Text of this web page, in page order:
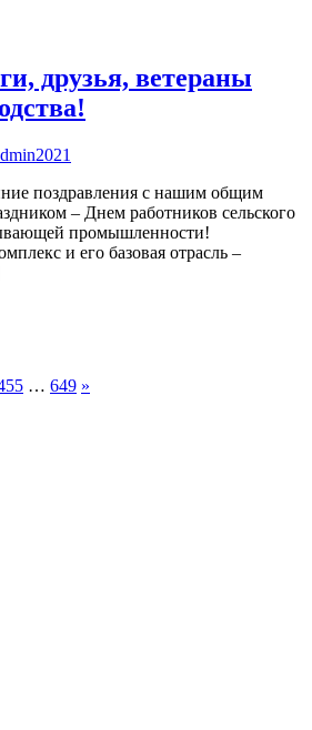
друзья, ветераны
поздравления с нашим общим
– Днем работников сельского
промышленности!
и его базовая отрасль –
… 649 Следующие
»